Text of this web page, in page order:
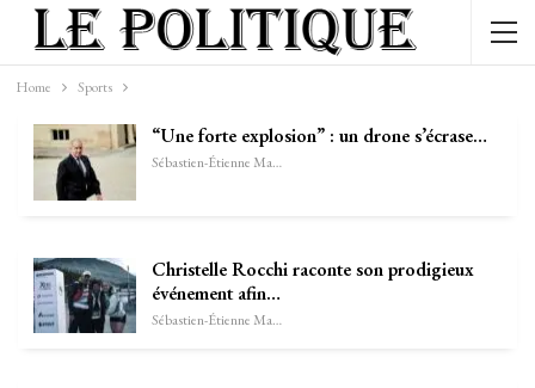
Home Sports
“Une forte explosion” : un drone s’écrase…
Sébastien-Étienne Marechal
Christelle Rocchi raconte son prodigieux
événement afin…
Sébastien-Étienne Marechal